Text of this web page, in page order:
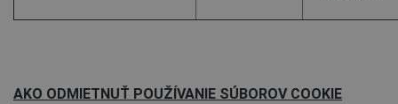
AKO ODMIETNUŤ POUŽÍVANIE SÚBOROV COOKIE